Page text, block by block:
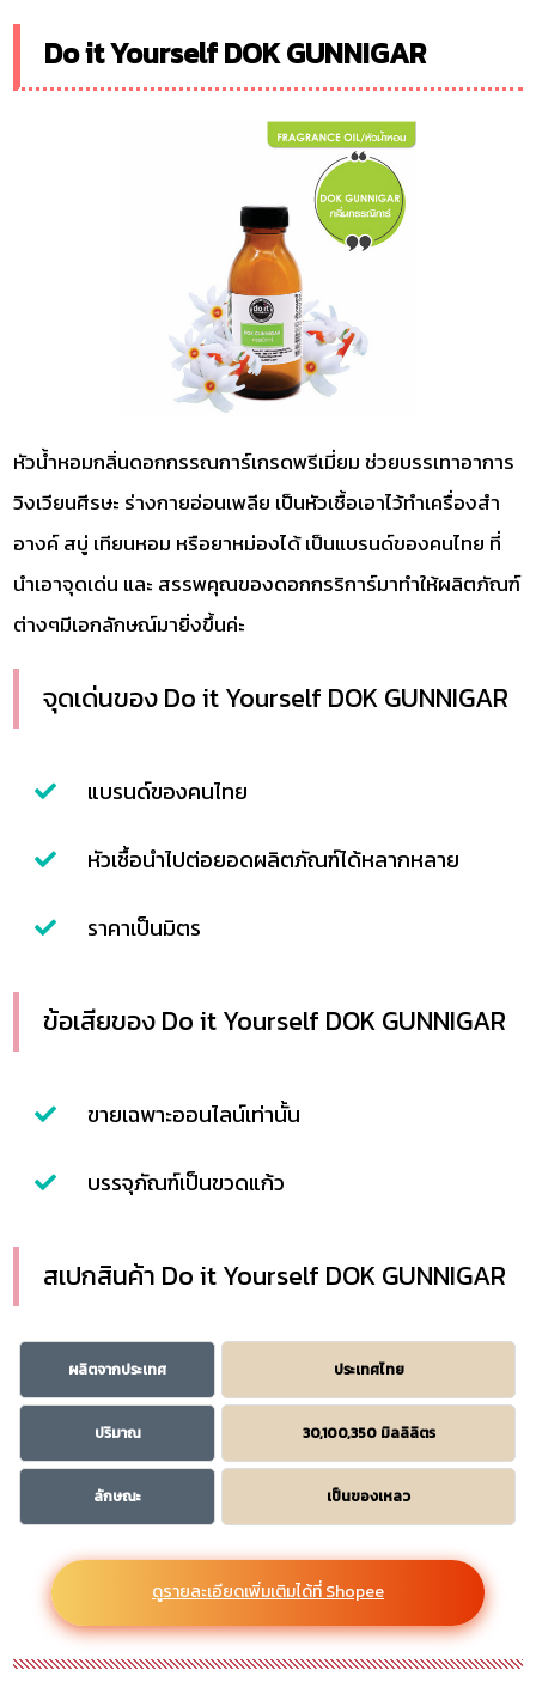
Do it Yourself DOK GUNNIGAR
หัวน้ำหอมกลิ่นดอกกรรณการ์เกรดพรีเมี่ยม ช่วยบรรเทาอาการ
วิงเวียนศีรษะ ร่างกายอ่อนเพลีย เป็นหัวเชื้อเอาไว้ทำเครื่องสำ
อางค์ สบู่ เทียนหอม หรือยาหม่องได้ เป็นแบรนด์ของคนไทย ที่
นำเอาจุดเด่น และ สรรพคุณของดอกกรริการ์มาทำให้ผลิตภัณฑ์
ต่างๆมีเอกลักษณ์มายิ่งขึ้นค่ะ
จุดเด่นของ Do it Yourself DOK GUNNIGAR
แบรนด์ของคนไทย
หัวเชื้อนำไปต่อยอดผลิตภัณฑ์ได้หลากหลาย
ราคาเป็นมิตร
ข้อเสียของ Do it Yourself DOK GUNNIGAR
ขายเฉพาะออนไลน์เท่านั้น
บรรจุภัณฑ์เป็นขวดแก้ว
สเปกสินค้า Do it Yourself DOK GUNNIGAR
ผลิตจากประเทศ ประเทศไทย
ปริมาณ 30,100,350 มิลลิลิตร
ลักษณะ เป็นของเหลว
ดูรายละเอียดเพิ่มเติมได้ที่ Shopee